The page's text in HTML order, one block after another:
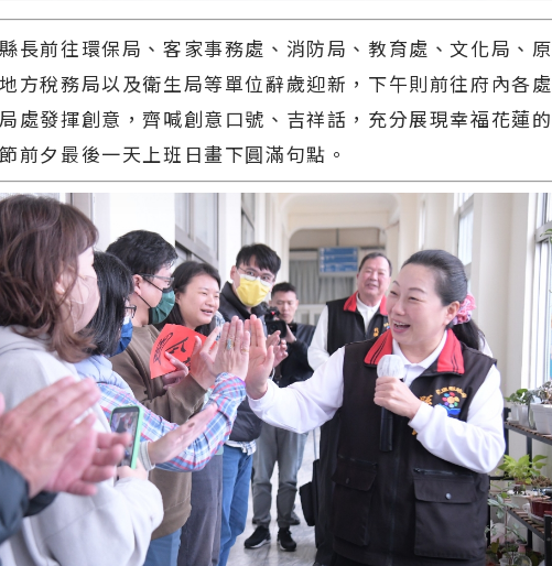
前往環保局、客家事務處、消防局、教育處、文化局、原
方稅務局以及衛生局等單位辭歲迎新，下午則前往府內各處
處發揮創意，齊喊創意口號、吉祥話，充分展現幸福花蓮的
前夕最後一天上班日畫下圓滿句點。